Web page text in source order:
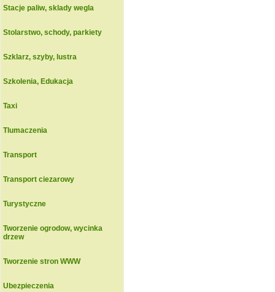
Stacje paliw, sklady wegla
Stolarstwo, schody, parkiety
Szklarz, szyby, lustra
Szkolenia, Edukacja
Taxi
Tlumaczenia
Transport
Transport ciezarowy
Turystyczne
Tworzenie ogrodow, wycinka
drzew
Tworzenie stron WWW
Ubezpieczenia